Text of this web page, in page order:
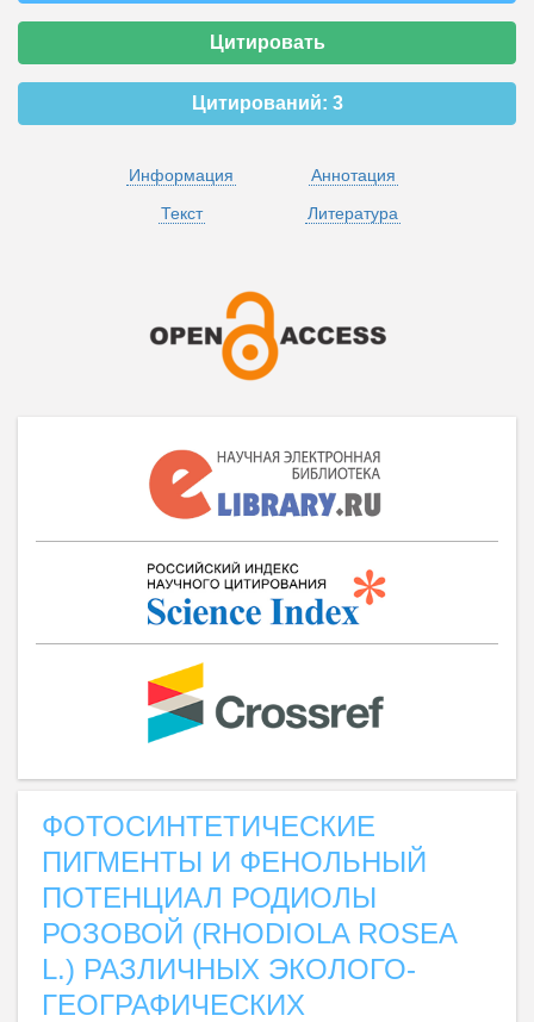
Цитировать
Цитирований: 3
Информация
Аннотация
Текст
Литература
ФОТОСИНТЕТИЧЕСКИЕ
ПИГМЕНТЫ И ФЕНОЛЬНЫЙ
ПОТЕНЦИАЛ РОДИОЛЫ
РОЗОВОЙ (RHODIOLA ROSEA
L.) РАЗЛИЧНЫХ ЭКОЛОГО-
ГЕОГРАФИЧЕСКИХ